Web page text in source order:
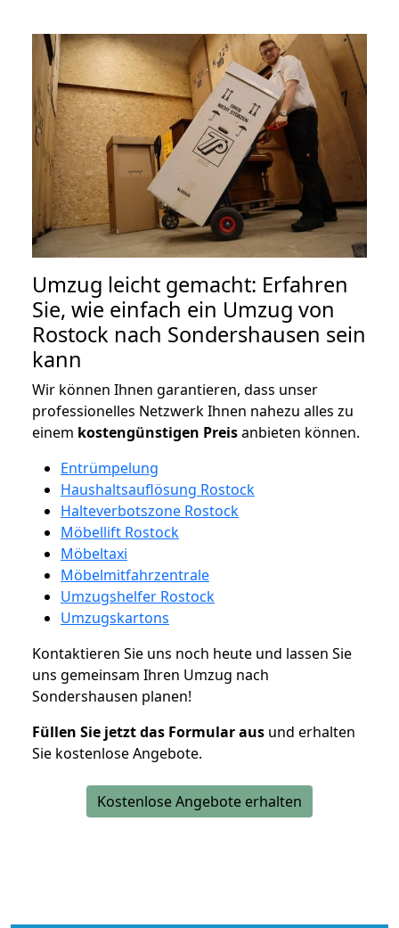
Umzug leicht gemacht: Erfahren
Sie, wie einfach ein Umzug von
Rostock nach Sondershausen sein
kann
Wir können Ihnen garantieren, dass unser
professionelles Netzwerk Ihnen nahezu alles zu
einem kostengünstigen Preisanbieten können.
Entrümpelung
Haushaltsauflösung Rostock
Halteverbotszone Rostock
Möbellift Rostock
Möbeltaxi
Möbelmitfahrzentrale
Umzugshelfer Rostock
Umzugskartons
Kontaktieren Sie uns noch heute und lassen Sie
uns gemeinsam Ihren Umzug nach
Sondershausen planen!
Füllen Sie jetzt das Formular aus und erhalten
Sie kostenlose Angebote.
Kostenlose Angebote erhalten